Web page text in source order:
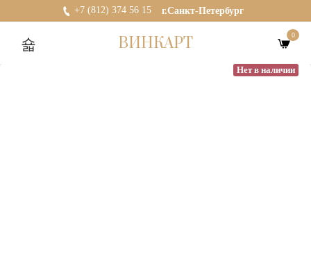
+7 (812) 374 56 15 г.Санкт-Петербург
ВИНКАРТ 0
Нет в наличии